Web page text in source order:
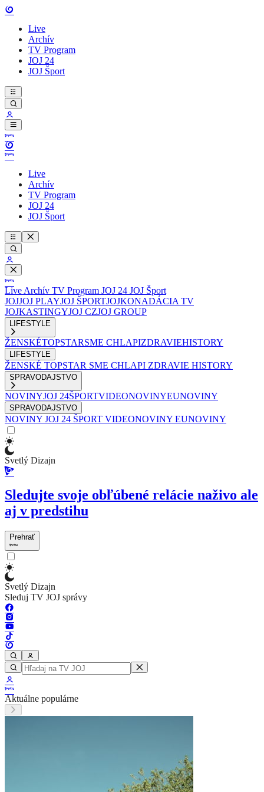
Live
Archív
TV Program
JOJ 24
JOJ Šport
Live
Archív
TV Program
JOJ 24
JOJ Šport
Live Archív TV Program JOJ 24 JOJ Šport
JOJJOJ PLAYJOJ ŠPORTJOJKONADÁCIA TV
JOJKASTINGYJOJ CZJOJ GROUP
LIFESTYLE
ŽENSKÉTOPSTARSME CHLAPIZDRAVIEHISTORY
LIFESTYLE
ŽENSKÉ TOPSTAR SME CHLAPI ZDRAVIE HISTORY
SPRAVODAJSTVO
NOVINYJOJ 24ŠPORTVIDEONOVINYEUNOVINY
SPRAVODAJSTVO
NOVINY JOJ 24 ŠPORT VIDEONOVINY EUNOVINY
Svetlý Dizajn
Sledujte svoje obľúbené relácie naživo ale
aj v predstihu
Prehrať
Svetlý Dizajn
Sleduj TV JOJ správy
Aktuálne populárne